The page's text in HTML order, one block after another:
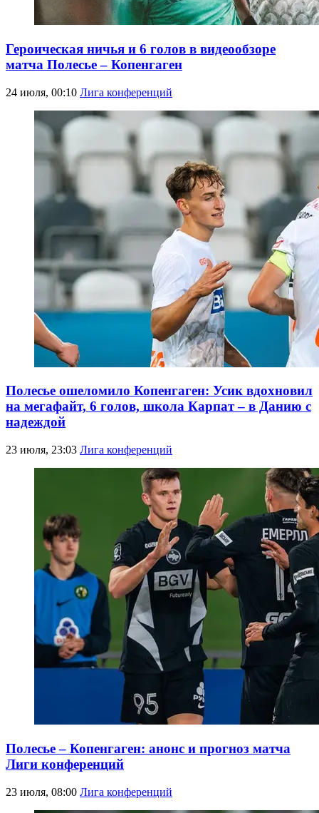
Героическая ничья и 6 голов в видеообзоре
матча Полесье – Копенгаген
24 июля, 00:10 Лига конференций
Полесье ошеломило Копенгаген: Усик вдохновил
на мегафайт, 6 голов, школа Карпат – в Данию с
надеждой
23 июля, 23:03 Лига конференций
Полесье – Копенгаген: анонс и прогноз матча
Лиги конференций
23 июля, 08:00 Лига конференций